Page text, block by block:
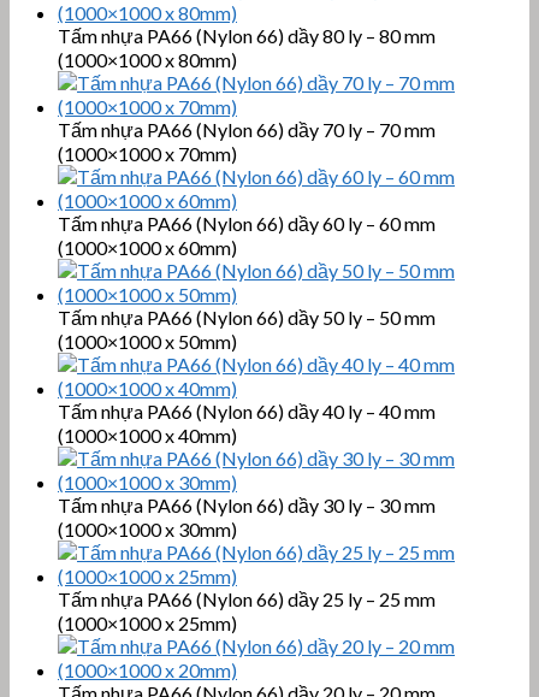
Tấm nhựa PA66 (Nylon 66) dầy 80 ly – 80 mm
(1000×1000 x 80mm)
Tấm nhựa PA66 (Nylon 66) dầy 70 ly – 70 mm
(1000×1000 x 70mm)
Tấm nhựa PA66 (Nylon 66) dầy 60 ly – 60 mm
(1000×1000 x 60mm)
Tấm nhựa PA66 (Nylon 66) dầy 50 ly – 50 mm
(1000×1000 x 50mm)
Tấm nhựa PA66 (Nylon 66) dầy 40 ly – 40 mm
(1000×1000 x 40mm)
Tấm nhựa PA66 (Nylon 66) dầy 30 ly – 30 mm
(1000×1000 x 30mm)
Tấm nhựa PA66 (Nylon 66) dầy 25 ly – 25 mm
(1000×1000 x 25mm)